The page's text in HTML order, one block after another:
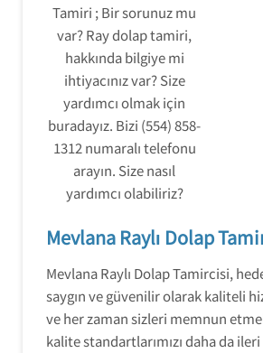
Tamiri ; Bir sorunuz mu
var? Ray dolap tamiri,
hakkında bilgiye mi
ihtiyacınız var? Size
yardımcı olmak için
buradayız. Bizi (554) 858-
1312 numaralı telefonu
arayın. Size nasıl
yardımcı olabiliriz?
Mevlana Raylı Dolap
Mevlana Raylı Dolap Tamircisi,
saygın ve güvenilir olarak kaliteli
ve her zaman sizleri memnun
kalite standartlarımızı daha da